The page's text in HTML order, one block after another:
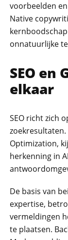
voorbeelden
Native
onnatuurlijke
SEO en
elkaar
SEO richt zich
zoekresultaten.
Optimization,
herkenning in
De basis van
expertise,
vermeldingen
te plaatsen.